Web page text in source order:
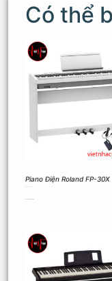
Có thể
Piano Điện Roland FP-30X